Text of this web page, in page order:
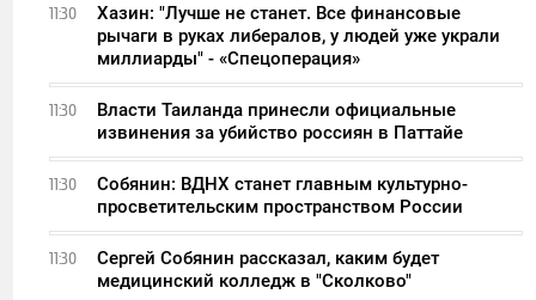
11:30
Хазин: "Лучше не станет. Все финансовые
рычаги в руках либералов, у людей уже украли
миллиарды" - «Спецоперация»
11:30
Власти Таиланда принесли официальные
извинения за убийство россиян в Паттайе
11:30
Собянин: ВДНХ станет главным культурно-
просветительским пространством России
11:30
Сергей Собянин рассказал, каким будет
медицинский колледж в "Сколково"